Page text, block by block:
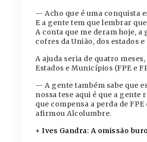
— Acho que é uma conquista
E a gente tem que lembrar
A conta que me deram hoje, a
cofres da União, dos estados
A ajuda seria de quatro
Estados e Municípios (FPE e
— A gente também sabe que
nossa tese aqui é que a
que compensa a perda de
afirmou Alcolumbre.
+ Ives Gandra: A omissão